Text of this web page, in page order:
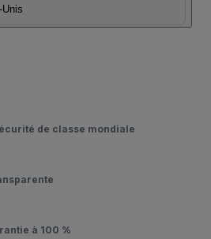
de classe mondiale
à 100 %